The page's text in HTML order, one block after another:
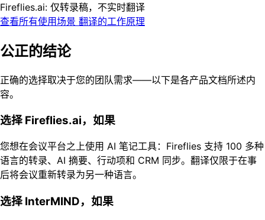
Fireflies.ai: 仅转录稿，不实时翻译
查看所有使用场景 翻译的工作原理
公正的结论
正确的选择取决于您的团队需求——以下是各产品文档所述内
容。
选择 Fireflies.ai，如果
您想在会议平台之上使用 AI 笔记工具：Fireflies 支持 100 多种
语言的转录、AI 摘要、行动项和 CRM 同步。翻译仅限于在事
后将会议重新转录为另一种语言。
选择 InterMIND，如果